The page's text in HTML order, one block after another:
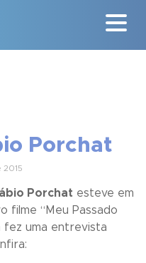
Porchat
2015
Porchat esteve em
filme “ Meu Passado
fez uma entrevista